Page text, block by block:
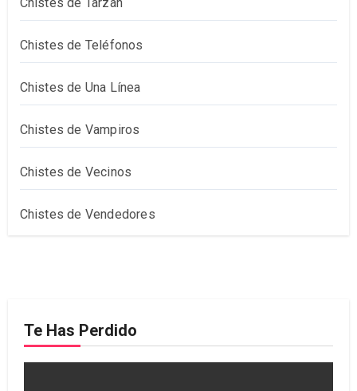
Chistes de Teléfonos
Chistes de Una Línea
Chistes de Vampiros
Chistes de Vecinos
Chistes de Vendedores
Te Has Perdido